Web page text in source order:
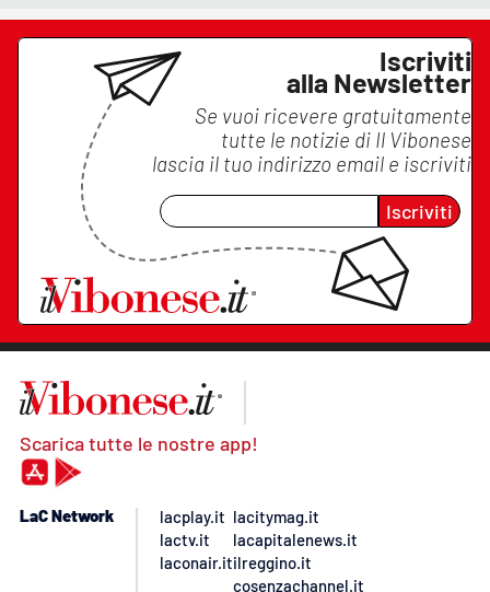
Iscriviti
alla Newsletter
Se vuoi ricevere gratuitamente
tutte le notizie di Il Vibonese
lascia il tuo indirizzo email e iscriviti
Iscriviti
Scarica tutte le nostre app!
LaC Network
lacplay.it
lactv.it
laconair.it
lacitymag.it
lacapitalenews.it
ilreggino.it
cosenzachannel.it